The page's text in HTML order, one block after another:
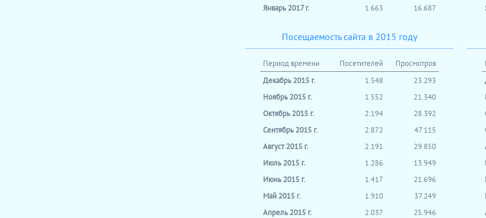
Январь 2017 г.
1.663 16.687
Посещаемость сайта в 2015 году
Период времени Посетителей
Просмотров
Декабрь 2015 г.
1.548
23.293
Ноябрь 2015 г.
1.552
21.340
Октябрь 2015 г.
2.194
28.392
Сентябрь 2015 г.
2.872
47.115
Август 2015 г.
2.191
29.850
Июль 2015 г.
1.286
13.949
Июнь 2015 г.
1.417
21.696
Май 2015 г.
1.910
37.249
Апрель 2015 г.
2.037
25.946